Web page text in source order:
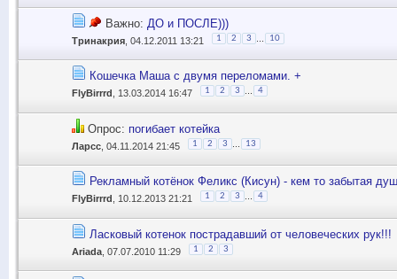
Важно: ДО и ПОСЛЕ)))
Тринакрия , 04.12.2011 13:21 1 2 3 10
Кошечка Маша с двумя переломами. +
FlyBirrrd , 13.03.2014 16:47 1 2 3 4
Опрос: погибает котейка
Ларсс , 04.11.2014 21:45 1 2 3 13
Рекламный котёнок Феликс (Кисун) - кем то забытая
FlyBirrrd , 10.12.2013 21:21 1 2 3 4
Ласковый котенок пострадавший от человеческих рук!!!
Ariada , 07.07.2010 11:29 1 2 3